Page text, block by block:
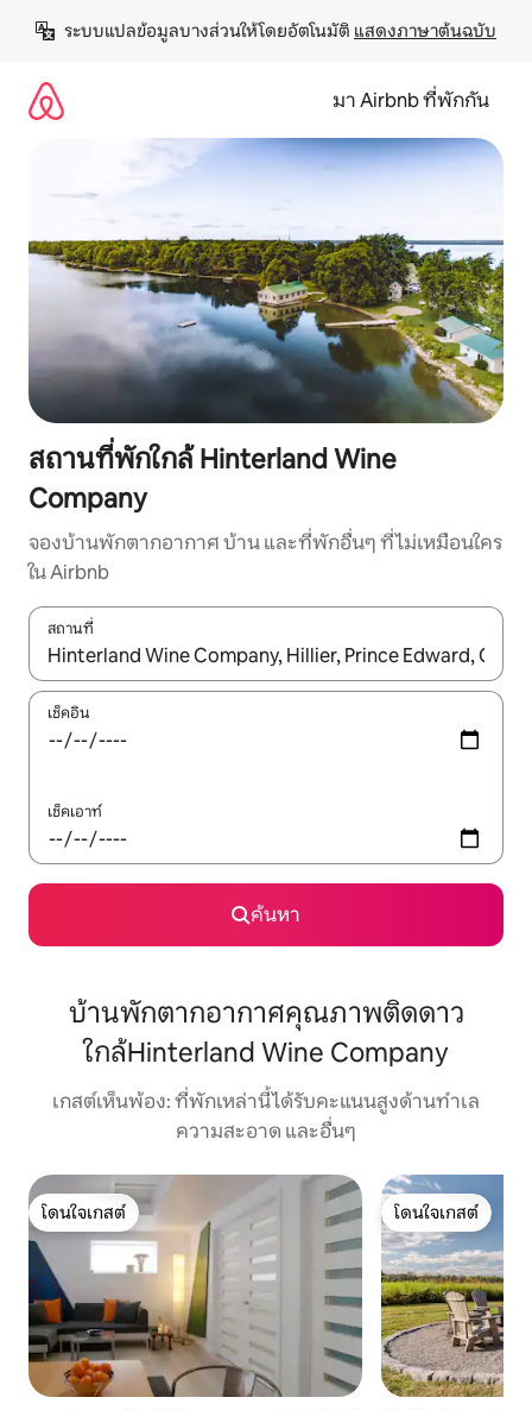
เนื้อหา
ระบบแปลข้อมูลบางส่วนให้โดยอัตโนมัติ แสดงภาษาต้นฉบับ
มา Airbnb ที่พักกัน
สถานที่พักใกล้ Hinterland Wine
Company
จองบ้านพักตากอากาศ บ้าน และที่พักอื่นๆ ที่ไม่เหมือนใคร
ใน Airbnb
สถานที่
ใช้ลูกศรขึ้นลง หรือใช้การสัมผัสหรือปัด เพื่อสำรวจผลการค้นหา
เช็คอิน
เช็คเอาท์
ค้นหา
บ้านพักตากอากาศคุณภาพติดดาว
ใกล้Hinterland Wine Company
เกสต์เห็นพ้อง: ที่พักเหล่านี้ได้รับคะแนนสูงด้านทำเล
ความสะอาด และอื่นๆ
โดนใจเกสต์
โดนใจเกสต์
โดนใจเกสต์
โดนใจเกสต์